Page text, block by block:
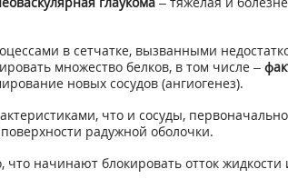
в сетчатке, вызванными
множество белков, в том числе –
новых сосудов (ангиогенез).
что и сосуды,
радужной оболочки.
что начинают блокировать отток